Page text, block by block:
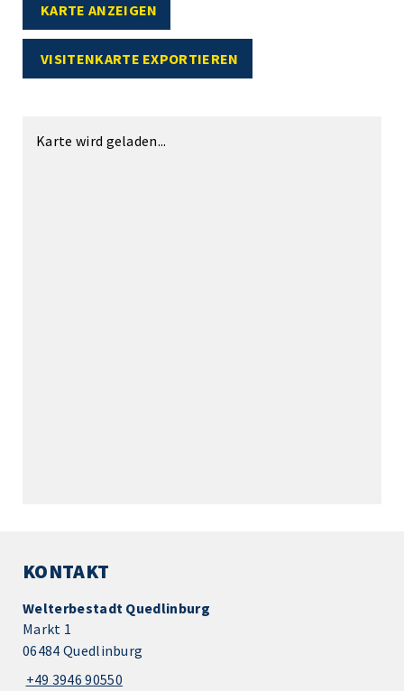
KARTE ANZEIGEN
VISITENKARTE EXPORTIEREN
Karte wird geladen...
KONTAKT
Welterbestadt Quedlinburg
Markt 1
06484 Quedlinburg
+49 3946 90550